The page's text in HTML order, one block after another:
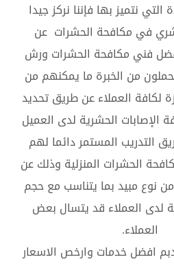
نتميز بها فإننا نركز جيدا
في مكافحة الحشرات عن
فني مكافحة الحشرات ورش
من الخبرة ما يمكنهم من
لكافة العملاء عن طريق تحديد
الإصابات الحشرية لدى العميل
التدريب المستمر دائما لهم
الحشرات المنزلية وذلك عن
نوع مبيد بما يتناسب مع حجم
لدى العملاء قد يتسال بعض
العملاء.
افضل خدمات وارخص الاسعار